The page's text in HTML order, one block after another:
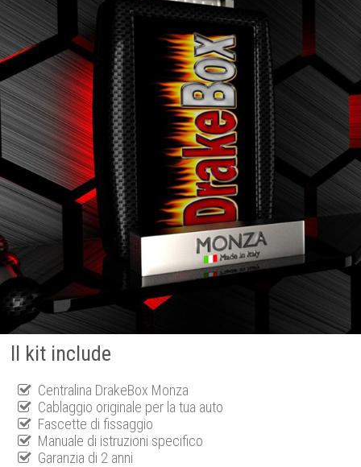
Il kit include
Centralina DrakeBox Monza
Cablaggio originale per la tua auto
Fascette di fissaggio
Manuale di istruzioni specifico
Garanzia di 2 anni